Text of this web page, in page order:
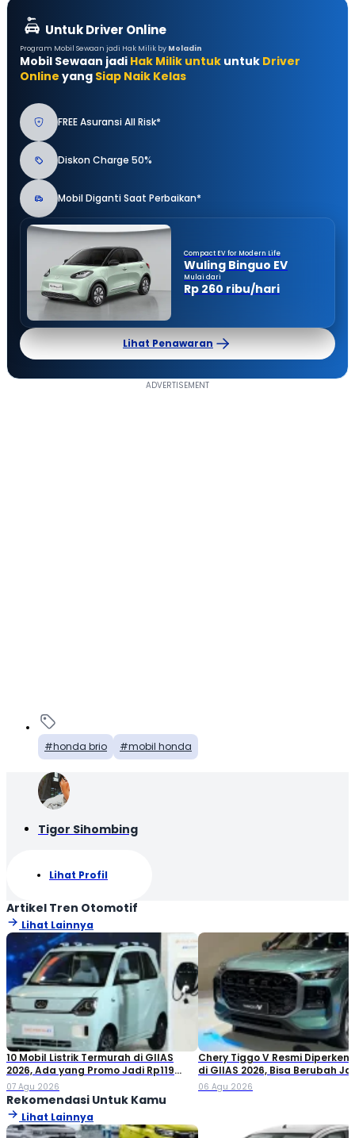
Untuk Driver Online
Program Mobil Sewaan jadi Hak Milik by Moladin
Mobil Sewaan jadi Hak Milik untuk untuk Driver
Online yang Siap Naik Kelas
FREE Asuransi All Risk*
Diskon Charge 50%
Mobil Diganti Saat Perbaikan*
Compact EV for Modern Life
Wuling Binguo EV
Mulai dari
Rp 260 ribu/hari
Lihat Penawaran
honda brio mobil honda
Tigor Sihombing
Lihat Profil
Artikel Tren Otomotif
Lihat Lainnya
10 Mobil Listrik Termurah di GIIAS
2026, Ada yang Promo Jadi Rp119
Jutaan!
07 Agu 2026
Chery Tiggo V Resmi
di GIIAS 2026, Bisa Berubah
Double Cabin
06 Agu 2026
Rekomendasi Untuk Kamu
Lihat Lainnya